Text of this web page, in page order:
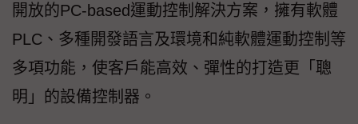
開放的PC-based運動控制解決方案，擁有軟體
PLC、多種開發語言及環境和純軟體運動控制等
多項功能，使客戶能高效、彈性的打造更「聰
明」的設備控制器。